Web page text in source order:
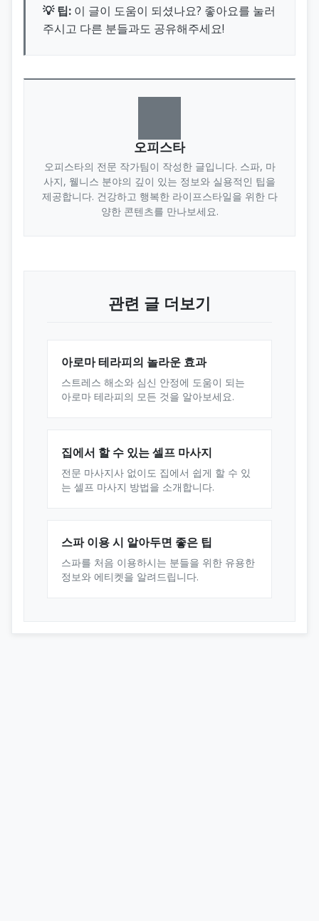
💡 팁: 이 글이 도움이 되셨나요? 좋아요를 눌러
주시고 다른 분들과도 공유해주세요!
오피스타
오피스타의 전문 작가팀이 작성한 글입니다. 스파, 마
사지, 웰니스 분야의 깊이 있는 정보와 실용적인 팁을
제공합니다. 건강하고 행복한 라이프스타일을 위한 다
양한 콘텐츠를 만나보세요.
관련 글 더보기
아로마 테라피의 놀라운 효과
스트레스 해소와 심신 안정에 도움이 되는
아로마 테라피의 모든 것을 알아보세요.
집에서 할 수 있는 셀프 마사지
전문 마사지사 없이도 집에서 쉽게 할 수 있
는 셀프 마사지 방법을 소개합니다.
스파 이용 시 알아두면 좋은 팁
스파를 처음 이용하시는 분들을 위한 유용한
정보와 에티켓을 알려드립니다.